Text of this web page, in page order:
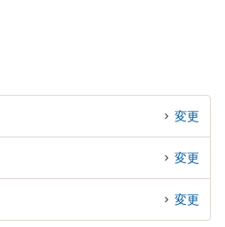
変更
変更
変更